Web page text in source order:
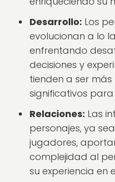
Desarrollo: Los
evolucionan a lo
enfrentando
decisiones y
tienden a ser
significativos
Relaciones: Las
personajes, ya
jugadores,
complejidad al
su experiencia en